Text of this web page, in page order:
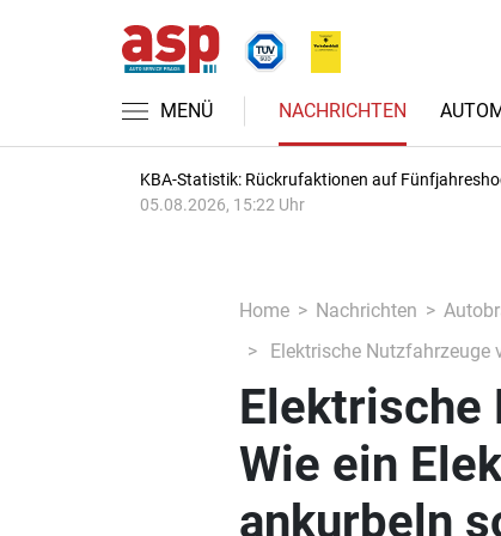
MENÜ NACHRICHTEN
KBA-Statistik: Rückrufaktionen auf
05.08.2026, 15:22 Uhr
Home Nachrichten
Elektrische Nutzfahrzeuge
Elektrische
Wie ein
ankurbeln